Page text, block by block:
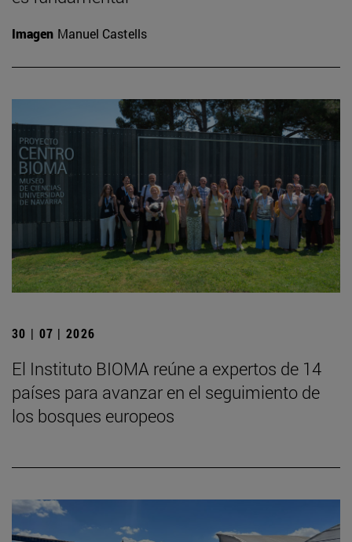
Imagen Manuel Castells
30 | 07 | 2026
El Instituto BIOMA reúne a expertos de 14
países para avanzar en el seguimiento de
los bosques europeos